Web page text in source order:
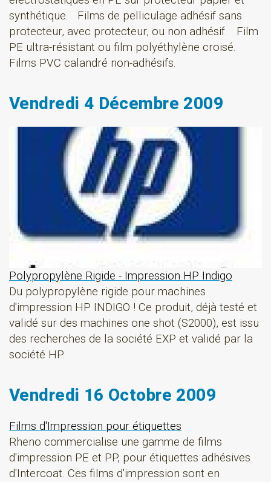
synthétique. Films de pelliculage adhésif sans
protecteur, avec protecteur, ou non adhésif. Film
PE ultra-résistant ou film polyéthylène croisé.
Films PVC calandré non-adhésifs.
Vendredi 4 Décembre 2009
Polypropylène Rigide - Impression HP Indigo
Du polypropylène rigide pour machines
d'impression HP INDIGO ! Ce produit, déjà testé et
validé sur des machines one shot (S2000), est issu
des recherches de la société EXP et validé par la
société HP.
Vendredi 16 Octobre 2009
Films d'Impression pour étiquettes
Rheno commercialise une gamme de films
d'impression PE et PP, pour étiquettes adhésives
d'Intercoat. Ces films d'impression sont en